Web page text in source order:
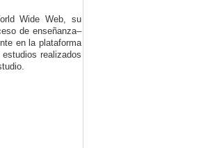
Wide Web, su
de enseñanza–
en la plataforma
realizados